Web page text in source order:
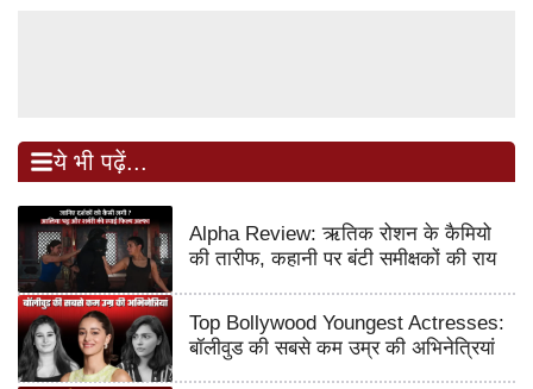
ये भी पढ़ें...
Alpha Review: ऋतिक रोशन के कैमियो
की तारीफ, कहानी पर बंटी समीक्षकों की राय
Top Bollywood Youngest Actresses:
बॉलीवुड की सबसे कम उम्र की अभिनेत्रियां